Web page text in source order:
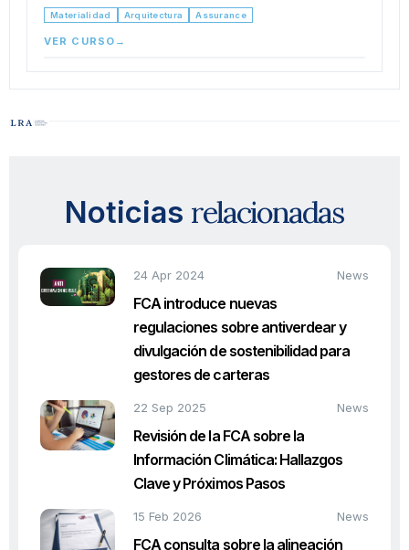
Materialidad Arquitectura Assurance
VER CURSO →
Noticias relacionadas
24 Apr 2024 News
FCA introduce nuevas
regulaciones sobre antiverdear y
divulgación de sostenibilidad para
gestores de carteras
22 Sep 2025 News
Revisión de la FCA sobre la
Información Climática: Hallazgos
Clave y Próximos Pasos
15 Feb 2026 News
FCA consulta sobre la alineación